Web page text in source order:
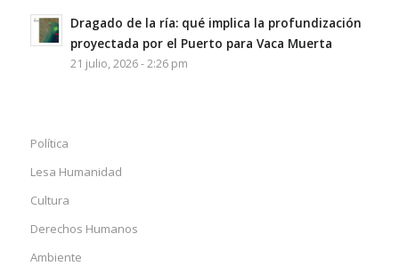
Dragado de la ría: qué implica la profundización
proyectada por el Puerto para Vaca Muerta
21 julio, 2026 - 2:26 pm
Política
Lesa Humanidad
Cultura
Derechos Humanos
Ambiente